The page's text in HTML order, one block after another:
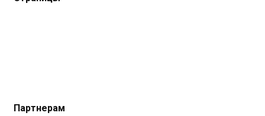
Партнерам